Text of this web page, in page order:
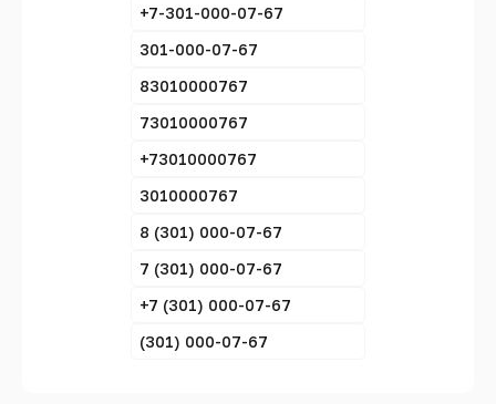
+7-301-000-07-67
301-000-07-67
83010000767
73010000767
+73010000767
3010000767
8 (301) 000-07-67
7 (301) 000-07-67
+7 (301) 000-07-67
(301) 000-07-67